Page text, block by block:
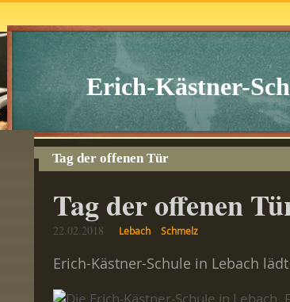
Erich-Kästner-
Tag der offenen Tür
Tag der offenen
22.02.2018 Lebach Schmelz
Erich-Kästner-Schule in Lebach